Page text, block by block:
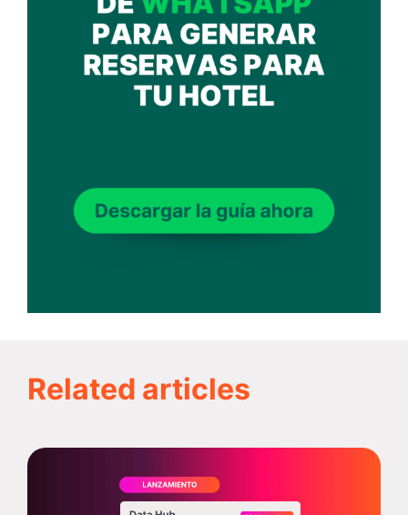
Related articles